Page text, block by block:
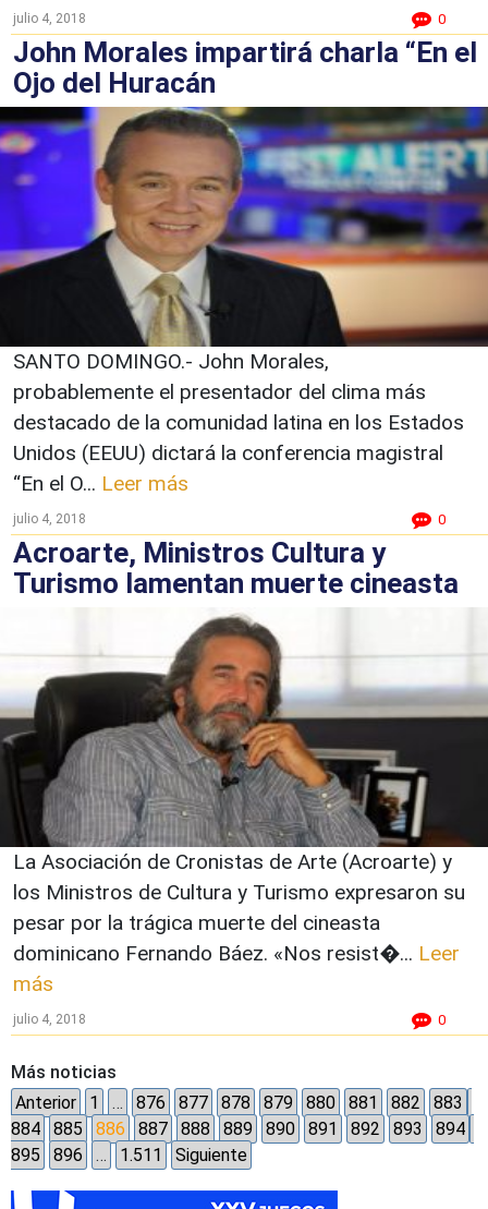
julio 4, 2018 0
John Morales impartirá charla “En el
Ojo del Huracán
SANTO DOMINGO.- John Morales,
probablemente el presentador del clima más
destacado de la comunidad latina en los Estados
Unidos (EEUU) dictará la conferencia magistral
“En el O... Leer más
julio 4, 2018 0
Acroarte, Ministros Cultura y
Turismo lamentan muerte cineasta
La Asociación de Cronistas de Arte (Acroarte) y
los Ministros de Cultura y Turismo expresaron su
pesar por la trágica muerte del cineasta
dominicano Fernando Báez. «Nos resist�... Leer
más
julio 4, 2018 0
Más noticias
Anterior
1 … 876 877 878 879 880 881 882
883
884
885 886 887 888 889 890 891 892 893
894
895
896 … 1.511 Siguiente